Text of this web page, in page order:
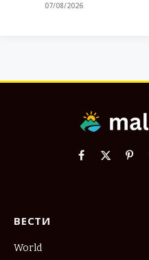
07/08/2026
Facebook
X
ВЕСТИ
World